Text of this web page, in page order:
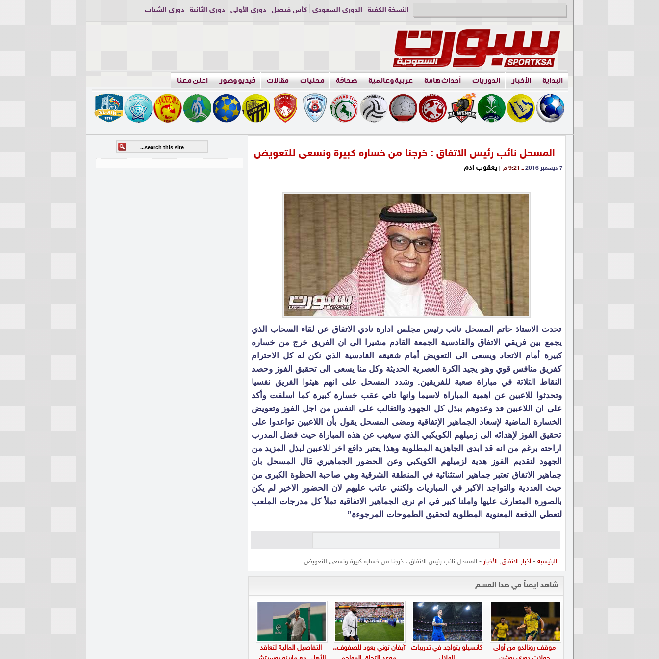
النسخة الكفية الدوري السعودي كأس فيصل دوري الأولى دوري الثانية
دوري الشباب
البداية الأخبار الدوريات أحداث هامة عربية وعالمية صحافة محليات مقالات فيديو وصور اعلن معنا
المسحل نائب رئيس الاتفاق : خرجنا من خساره كبيرة ونسعى للتعويض
7 ديسمبر 2016 ــ 9:21 م |يعقوب ادم
تحدث الاستاذ حاتم المسحل نائب رئيس مجلس ادارة نادي الاتفاق عن لقاء السحاب الذي
يجمع بين فريقي الاتفاق والقادسية الجمعة القادم مشيرا الى ان الفريق خرج من خساره
كبيرة أمام الاتحاد ويسعى الى التعويض أمام شقيقه القادسية الذي نكن له كل الاحترام
كفريق منافس قوي وهو يجيد الكرة العصرية الحديثة وكل منا يسعى الى تحقيق الفوز وحصد
النقاط الثلاثة في مباراة صعبة للفريقين. وشدد المسحل على انهم هيئوا الفريق نفسيا
وتحدثوا للاعبين عن اهمية المباراة لاسيما وانها تاتي عقب خسارة كبيرة كما اسلفت وأكد
على ان اللاعبين قد وعدوهم ببذل كل الجهود والتغالب على النفس من اجل الفوز وتعويض
الخسارة الماضية لإسعاد الجماهير الإتفاقية ومضى المسحل يقول بأن اللاعبين تواعدوا على
تحقيق الفوز لإهدائه الى زميلهم الكويكبي الذي سيغيب عن هذه المباراة حيث فضل المدرب
اراحته برغم من انه قد ابدى الجاهزية المطلوبة وهذا يعتبر دافع اخر للاعبين لبذل المزيد من
الجهود لتقديم الفوز هدية لزميلهم الكويكبي وعن الحضور الجماهيري قال المسحل بان
جماهير الاتفاق تعتبر جماهير استثنائية في المنطقة الشرقية وهي صاحبة الحظوة الكبرى من
حيث العددية والتواجد الاكبر في المباريات ولكنني عاتب عليهم لان الحضور الاخير لم يكن
بالصورة المتعارف عليها واملنا كبير في ام نرى الجماهير الاتفاقية تملأ كل مدرجات الملعب
لتعطي الدفعة المعنوية المطلوبة لتحقيق الطموحات المرجوءة”
الرئيسية -أخبار الاتفاق, الأخبار - المسحل نائب رئيس الاتفاق : خرجنا من خساره كبيرة ونسعى للتعويض
شاهد ايضاً في هذا القسم
موقف رونالدو من أولى
كانسيلو يتواجد في تدريبات
آيفان توني يعود للصفوف..
التفاصيل المالية لتعاقد